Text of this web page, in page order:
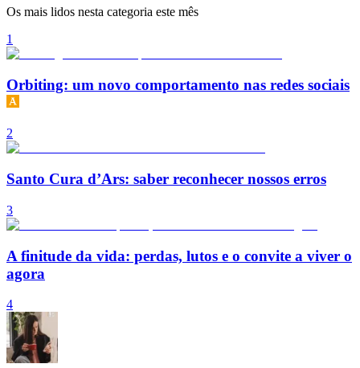
Os mais lidos nesta categoria este mês
1
Orbiting: um novo comportamento nas redes sociais
2
Santo Cura d’Ars: saber reconhecer nossos erros
3
A finitude da vida: perdas, lutos e o convite a viver o
agora
4